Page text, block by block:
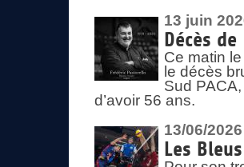
13 juin
Décès de
Ce matin
le décès
Sud
d’avoir 56 ans.
13/06/2026
Les